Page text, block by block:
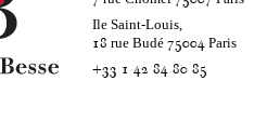
Ile Saint-Louis,
18 rue Budé 75004Paris
+33 1 42 84 80 85